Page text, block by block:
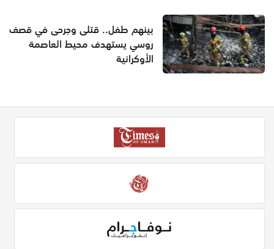
بينهم طفل.. قتلى وجرحى في قصف
روسي يستهدف محيط العاصمة
الأوكرانية